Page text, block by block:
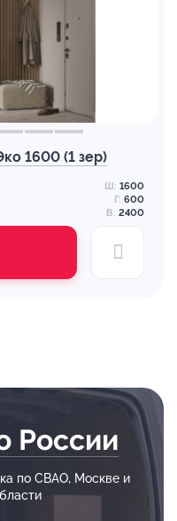
1600 (1 зер)
Ш: 1600
Г: 600
В: 2400
России
по СВАО, Москве и